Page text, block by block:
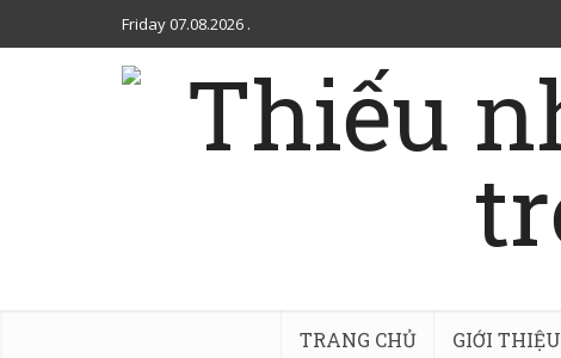
Friday 07.08.2026 .
TRANG CHỦ GIỚI THIỆU